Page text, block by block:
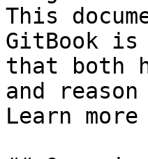
This
GitBook is
that both
and
Learn